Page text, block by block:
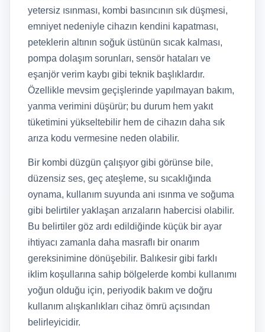
yetersiz ısınması, kombi basıncının sık düşmesi,
emniyet nedeniyle cihazın kendini kapatması,
peteklerin altının soğuk üstünün sıcak kalması,
pompa dolaşım sorunları, sensör hataları ve
eşanjör verim kaybı gibi teknik başlıklardır.
Özellikle mevsim geçişlerinde yapılmayan bakım,
yanma verimini düşürür; bu durum hem yakıt
tüketimini yükseltebilir hem de cihazın daha sık
arıza kodu vermesine neden olabilir.
Bir kombi düzgün çalışıyor gibi görünse bile,
düzensiz ses, geç ateşleme, su sıcaklığında
oynama, kullanım suyunda ani ısınma ve soğuma
gibi belirtiler yaklaşan arızaların habercisi olabilir.
Bu belirtiler göz ardı edildiğinde küçük bir ayar
ihtiyacı zamanla daha masraflı bir onarım
gereksinimine dönüşebilir. Balıkesir gibi farklı
iklim koşullarına sahip bölgelerde kombi kullanımı
yoğun olduğu için, periyodik bakım ve doğru
kullanım alışkanlıkları cihaz ömrü açısından
belirleyicidir.